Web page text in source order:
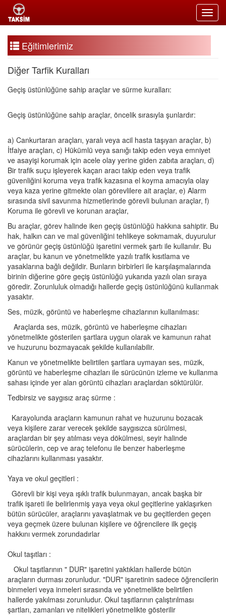
Eğitimlerimiz
Diğer Tarfik Kuralları
Geçiş üstünlüğüne sahip araçlar ve sürme kuralları:
Geçiş üstünlüğüne sahip araçlar, öncelik sırasıyla şunlardır:
a) Cankurtaran araçları, yaralı veya acil hasta taşıyan araçlar, b)
İtfaiye araçları, c) Hükümlü veya sanığı takip eden veya emniyet
ve asayişi korumak için acele olay yerine giden zabıta araçları, d)
Bir trafik suçu işleyerek kaçan aracı takip eden veya trafik
güvenliğini koruma veya trafik kazasına el koyma amacıyla olay
veya kaza yerine gitmekte olan görevlilere ait araçlar, e) Alarm
sırasında sivil savunma hizmetlerinde görevli bulunan araçlar, f)
Koruma ile görevli ve korunan araçlar,
Bu araçlar, görev halinde iken geçiş üstünlüğü hakkına sahiptir. Bu
hak, halkın can ve mal güvenliğini tehlikeye sokmamak, duyurulur
ve görünür geçiş üstünlüğü işaretini vermek şartı ile kullanılır. Bu
araçlar, bu kanun ve yönetmelikte yazılı trafik kısıtlama ve
yasaklarına bağlı değildir. Bunların birbirleri ile karşılaşmalarında
birinin diğerine göre geçiş üstünlüğü yukarıda yazılı olan sıraya
göredir. Zorunluluk olmadığı hallerde geçiş üstünlüğünü kullanmak
yasaktır.
Ses, müzik, görüntü ve haberleşme cihazlarının kullanılması:
Araçlarda ses, müzik, görüntü ve haberleşme cihazları
yönetmelikte gösterilen şartlara uygun olarak ve kamunun rahat
ve huzurunu bozmayacak şekilde kullanılabilir.
Kanun ve yönetmelikte belirtilen şartlara uymayan ses, müzik,
görüntü ve haberleşme cihazları ile sürücünün izleme ve kullanma
sahası içinde yer alan görüntü cihazları araçlardan söktürülür.
Tedbirsiz ve saygısız araç sürme :
Karayolunda araçların kamunun rahat ve huzurunu bozacak
veya kişilere zarar verecek şekilde saygısızca sürülmesi,
araçlardan bir şey atılması veya dökülmesi, seyir halinde
sürücülerin, cep ve araç telefonu ile benzer haberleşme
cihazlarını kullanması yasaktır.
Yaya ve okul geçitleri :
Görevli bir kişi veya ışıklı trafik bulunmayan, ancak başka bir
trafik işareti ile belirlenmiş yaya veya okul geçitlerine yaklaşırken
bütün sürücüler, araçlarını yavaşlatmak ve bu geçitlerden geçen
veya geçmek üzere bulunan kişilere ve öğrencilere ilk geçiş
hakkını vermek zorundadırlar
Okul taşıtları :
Okul taşıtlarının " DUR" işaretini yaktıkları hallerde bütün
araçların durması zorunludur. "DUR" işaretinin sadece öğrencilerin
binmeleri veya inmeleri sırasında ve yönetmelikte belirtilen
hallerde yakılması zorunludur. Okul taşıtlarının çalıştırılması
şartları, zamanları ve nitelikleri yönetmelikte gösterilir